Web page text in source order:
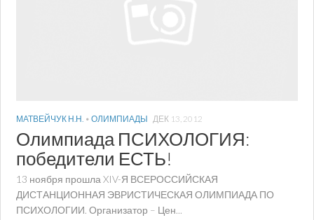
МАТВЕЙЧУК Н.Н. • ОЛИМПИАДЫ ДЕК 13, 2012
Олимпиада ПСИХОЛОГИЯ:
победители ЕСТЬ!
13 ноября прошла XIV-Я ВСЕРОССИЙСКАЯ
ДИСТАНЦИОННАЯ ЭВРИСТИЧЕСКАЯ ОЛИМПИАДА ПО
ПСИХОЛОГИИ. Организатор – Цен...